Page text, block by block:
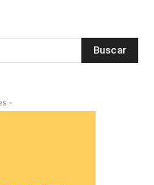
Buscar
-